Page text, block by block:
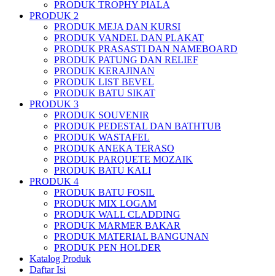
PRODUK TROPHY PIALA
PRODUK 2
PRODUK MEJA DAN KURSI
PRODUK VANDEL DAN PLAKAT
PRODUK PRASASTI DAN NAMEBOARD
PRODUK PATUNG DAN RELIEF
PRODUK KERAJINAN
PRODUK LIST BEVEL
PRODUK BATU SIKAT
PRODUK 3
PRODUK SOUVENIR
PRODUK PEDESTAL DAN BATHTUB
PRODUK WASTAFEL
PRODUK ANEKA TERASO
PRODUK PARQUETE MOZAIK
PRODUK BATU KALI
PRODUK 4
PRODUK BATU FOSIL
PRODUK MIX LOGAM
PRODUK WALL CLADDING
PRODUK MARMER BAKAR
PRODUK MATERIAL BANGUNAN
PRODUK PEN HOLDER
Katalog Produk
Daftar Isi